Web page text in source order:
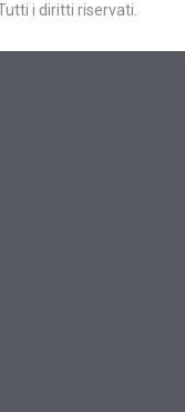
i diritti riservati.